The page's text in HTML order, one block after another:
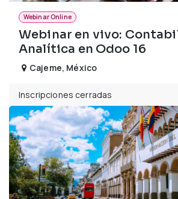
Webinar Online
Webinar en vivo:
Analítica en Odoo 16
Cajeme, México
Inscripciones cerradas